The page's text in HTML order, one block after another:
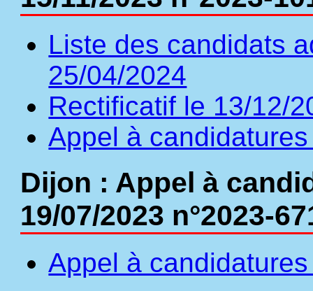
Liste des candidats
25/04/2024
Rectificatif le 13/12/
Appel à
Dijon : Appel à
19/07/2023 n°2023-
Appel à